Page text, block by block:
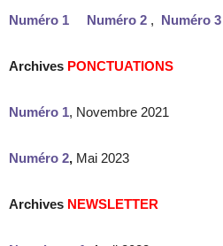
Numéro 1 Numéro 2 , Numéro 3
Archives PONCTUATIONS
Numéro 1, Novembre 2021
Numéro 2, Mai 2023
Archives NEWSLETTER